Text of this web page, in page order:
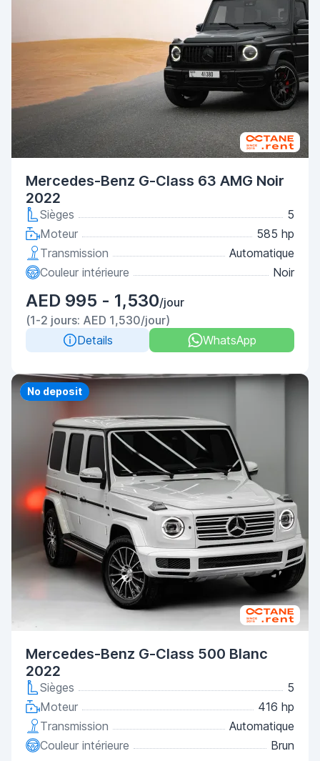
Mercedes-Benz G-Class 63 AMG Noir
2022
Sièges
5
Moteur
585 hp
Transmission
Automatique
Couleur intérieure
Noir
AED 995 - 1,530/jour
(1-2 jours: AED 1,530/jour)
Details
WhatsApp
Priority
No deposit
Mercedes-Benz G-Class 500 Blanc
2022
Sièges
5
Moteur
416 hp
Transmission
Automatique
Couleur intérieure
Brun